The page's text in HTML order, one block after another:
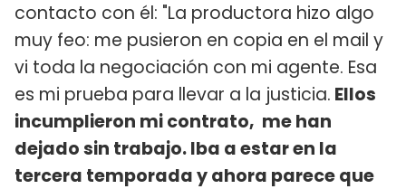
contacto con él: "La productora hizo algo
muy feo: me pusieron en copia en el mail y
vi toda la negociación con mi agente. Esa
es mi prueba para llevar a la justicia. Ellos
incumplieron mi contrato, me han
dejado sin trabajo. Iba a estar en la
tercera temporada y ahora parece que